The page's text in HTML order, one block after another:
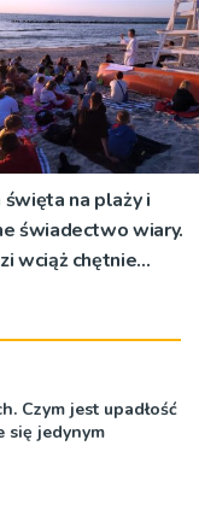
święta na plaży i
świadectwo wiary.
wciąż chętnie
Czym jest upadłość
się jedynym